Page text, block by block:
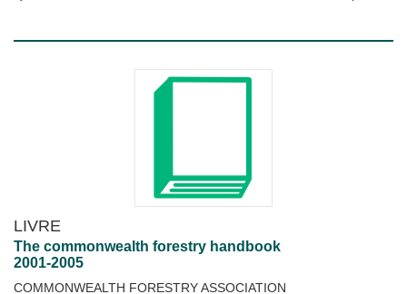
LIVRE
The commonwealth forestry handbook
2001-2005
COMMONWEALTH FORESTRY ASSOCIATION